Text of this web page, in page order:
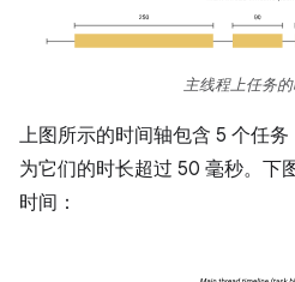
主线程上任务的
上图所示的时间轴包含 5 个任
为它们的时长超过 50 毫秒。下
时间：